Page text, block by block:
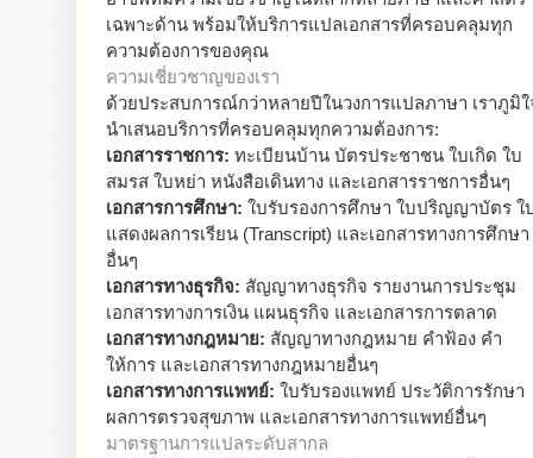
เฉพาะด้าน พร้อมให้บริการแปลเอกสารที่ครอบคลุมทุก
ความต้องการของคุณ
ความเชี่ยวชาญของเรา
ด้วยประสบการณ์กว่าหลายปีในวงการแปลภาษา เราภูมิใ
นำเสนอบริการที่ครอบคลุมทุกความต้องการ:
เอกสารราชการ: ทะเบียนบ้าน บัตรประชาชน ใบเกิด ใบ
สมรส ใบหย่า หนังสือเดินทาง และเอกสารราชการอื่นๆ
เอกสารการศึกษา: ใบรับรองการศึกษา ใบปริญญาบัตร ใ
แสดงผลการเรียน (Transcript) และเอกสารทางการศึกษา
อื่นๆ
เอกสารทางธุรกิจ: สัญญาทางธุรกิจ รายงานการประชุม
เอกสารทางการเงิน แผนธุรกิจ และเอกสารการตลาด
เอกสารทางกฎหมาย: สัญญาทางกฎหมาย คำฟ้อง คำ
ให้การ และเอกสารทางกฎหมายอื่นๆ
เอกสารทางการแพทย์: ใบรับรองแพทย์ ประวัติการรักษา
ผลการตรวจสุขภาพ และเอกสารทางการแพทย์อื่นๆ
มาตรฐานการแปลระดับสากล